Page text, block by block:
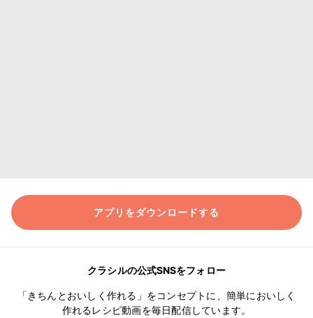
アプリをダウンロードする
クラシルの公式SNSをフォロー
「きちんとおいしく作れる」をコンセプトに、簡単においしく
作れるレシピ動画を毎日配信しています。